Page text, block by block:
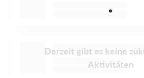
Derzeit gibt es keine
Aktivitäten